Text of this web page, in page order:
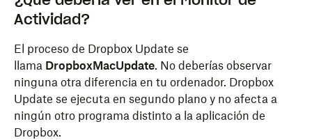
Actividad?
El proceso de Dropbox Update se
llama DropboxMacUpdate. No deberías observar
ninguna otra diferencia en tu ordenador. Dropbox
Update se ejecuta en segundo plano y no afecta a
ningún otro programa distinto a la aplicación de
Dropbox.